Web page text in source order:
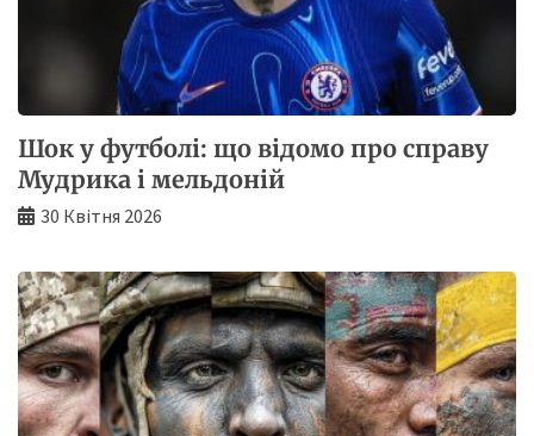
Шок у футболі: що відомо про справу
Мудрика і мельдоній
30 Квітня 2026